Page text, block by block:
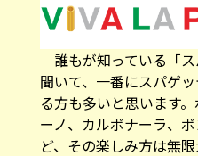
誰もが知っている「
聞いて、一番にスパゲ
る方も多いと思います
ーノ、カルボナーラ、
ど、その楽しみ方は無限